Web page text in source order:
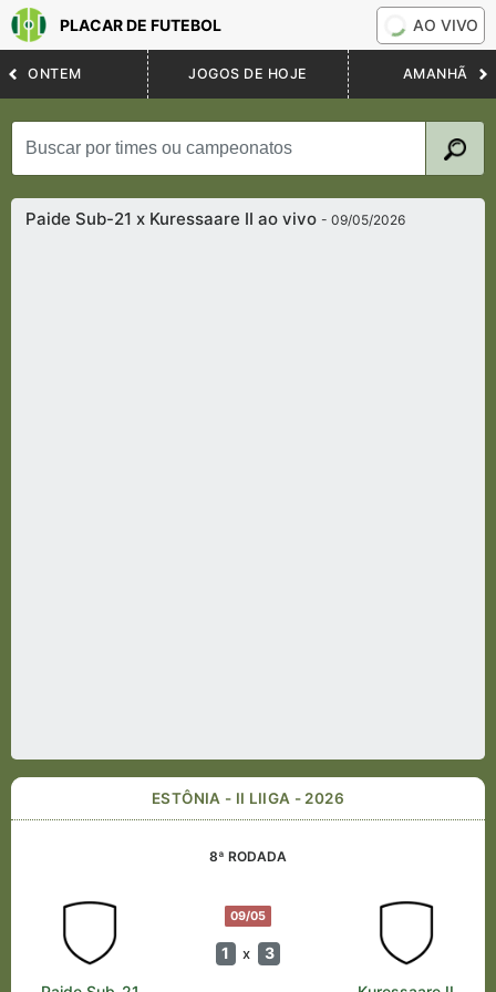
PLACAR DE FUTEBOL AO VIVO
ONTEM JOGOS DE HOJE AMANHÃ
Paide Sub-21 x Kuressaare II ao vivo- 09/05/2026
ESTÔNIA - II LIIGA - 2026
8ª RODADA
09/05
1 x 3